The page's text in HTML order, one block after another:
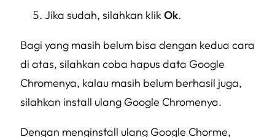
Jika sudah, silahkan klik Ok.
Bagi yang masih belum bisa dengan kedua cara
di atas, silahkan coba hapus data Google
Chromenya, kalau masih belum berhasil juga,
silahkan install ulang Google Chromenya.
Dengan menginstall ulang Google Chorme,